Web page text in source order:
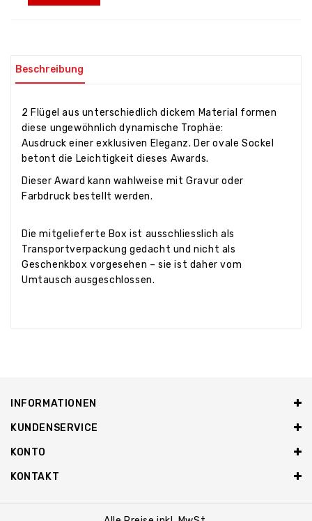
Beschreibung
2 Flügel aus unterschiedlich dickem Material formen
diese ungewöhnlich dynamische Trophäe:
Ausdruck einer exklusiven Eleganz. Der ovale Sockel
betont die Leichtigkeit dieses Awards.
Dieser Award kann wahlweise mit Gravur oder
Farbdruck bestellt werden.
Die mitgelieferte Box ist ausschliesslich als
Transportverpackung gedacht und nicht als
Geschenkbox vorgesehen – sie ist daher vom
Umtausch ausgeschlossen.
INFORMATIONEN
KUNDENSERVICE
KONTO
KONTAKT